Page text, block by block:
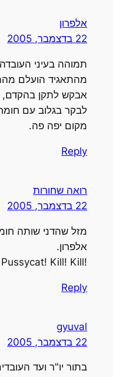
אלפרון
22 בדצמבר, 2005
תמוהה בעיני
מהתאגיד הועלם
אבקש לתקן בהקדם,
לבקר בגלוב עם
מקום יפה פה.
Reply
רואה שחורות
22 בדצמבר, 2005
מזל שהדני שותה
אלפרון.
!Faster, Pussycat! Kill! Kill
Reply
gyuval
22 בדצמבר, 2005
בתור יו"ר ועד